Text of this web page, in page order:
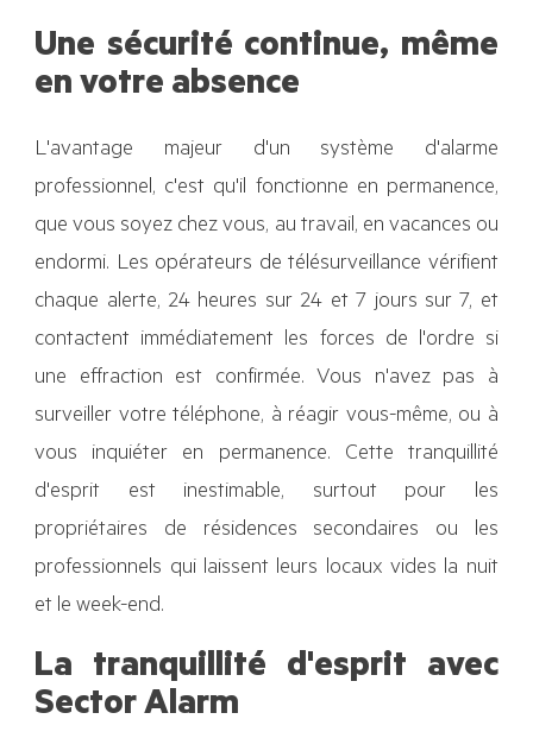
Une sécurité continue, même
en votre absence
L'avantage majeur d'un système d'alarme
professionnel, c'est qu'il fonctionne en permanence,
que vous soyez chez vous, au travail, en vacances ou
endormi. Les opérateurs de télésurveillance vérifient
chaque alerte, 24 heures sur 24 et 7 jours sur 7, et
contactent immédiatement les forces de l'ordre si
une effraction est confirmée. Vous n'avez pas à
surveiller votre téléphone, à réagir vous-même, ou à
vous inquiéter en permanence. Cette tranquillité
d'esprit est inestimable, surtout pour les
propriétaires de résidences secondaires ou les
professionnels qui laissent leurs locaux vides la nuit
et le week-end.
La tranquillité d'esprit avec
Sector Alarm